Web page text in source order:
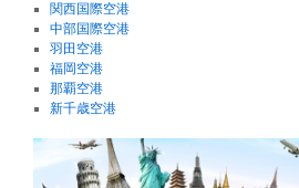
関西国際空港
中部国際空港
羽田空港
福岡空港
那覇空港
新千歳空港